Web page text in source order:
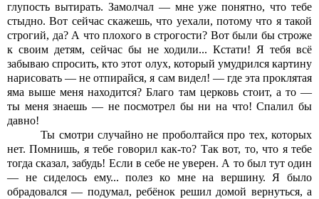
глупость вытирать. Замолчал — мне уже понятно, что тебе
стыдно. Вот сейчас скажешь, что уехали, потому что я такой
строгий, да? А что плохого в строгости? Вот были бы строже
к своим детям, сейчас бы не ходили... Кстати! Я тебя всё
забываю спросить, кто этот олух, который умудрился картину
нарисовать — не отпирайся, я сам видел! — где эта проклятая
яма выше меня находится? Благо там церковь стоит, а то —
ты меня знаешь — не посмотрел бы ни на что! Спалил бы
давно!
Ты смотри случайно не проболтайся про тех, которых
нет. Помнишь, я тебе говорил как-то? Так вот, то, что я тебе
тогда сказал, забудь! Если в себе не уверен. А то был тут один
— не сиделось ему... полез ко мне на вершину. Я было
обрадовался — подумал, ребёнок решил домой вернуться, а